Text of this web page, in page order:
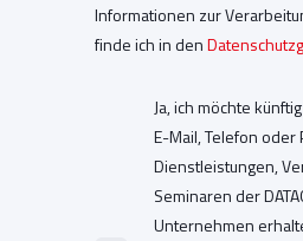
Informationen zur
finde ich in den
Ja, ich möchte
E-Mail, Telefon oder
Dienstleistungen,
Seminaren der
Unternehmen